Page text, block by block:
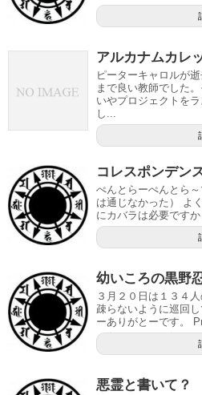
アルカナムカレ
ピーターキャロルが
まで良い教師でした
いやプロジェクトを
し...
コレスポンデン
ぺんとらーぺんとら
は通じなかった） よ
にカバラは必要ですか
幼いころの黒野
３月２０日は１３４
疎らないように巡回
ーありがとーです。
悪霊と書いて？